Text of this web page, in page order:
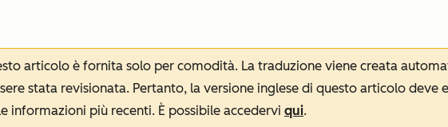
articolo è fornita solo per comodità. La traduzione viene creata
stata revisionata. Pertanto, la versione inglese di questo articolo deve
informazioni più recenti. È possibile accedervi qui.